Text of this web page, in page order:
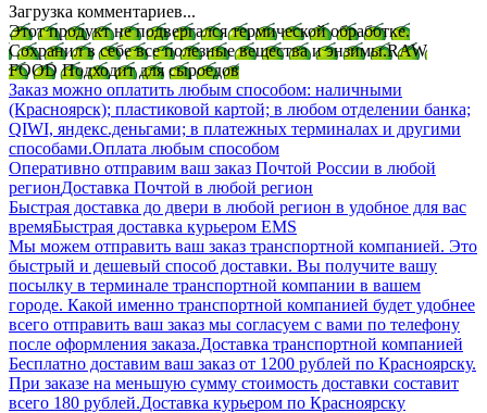
Загрузка комментариев...
Этот продукт не подвергался термической обработке.
Сохранил в себе все полезные вещества и энзимы.RAW
FOOD Подходит для сыроедов
Заказ можно оплатить любым способом: наличными
(Красноярск); пластиковой картой; в любом отделении банка;
QIWI, яндекс.деньгами; в платежных терминалах и другими
способами.Оплата любым способом
Оперативно отправим ваш заказ Почтой России в любой
регионДоставка Почтой в любой регион
Быстрая доставка до двери в любой регион в удобное для вас
времяБыстрая доставка курьером EMS
Мы можем отправить ваш заказ транспортной компанией. Это
быстрый и дешевый способ доставки. Вы получите вашу
посылку в терминале транспортной компании в вашем
городе. Какой именно транспортной компанией будет удобнее
всего отправить ваш заказ мы согласуем с вами по телефону
после оформления заказа.Доставка транспортной компанией
Бесплатно доставим ваш заказ от 1200 рублей по Красноярску.
При заказе на меньшую сумму стоимость доставки составит
всего 180 рублей.Доставка курьером по Красноярску